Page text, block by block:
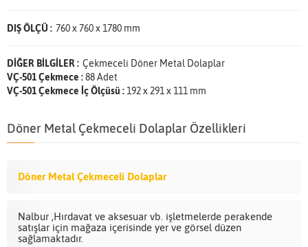
DIŞ ÖLÇÜ : 760 x 760 x 1780 mm
DİĞER BİLGİLER : Çekmeceli Döner Metal Dolaplar
VÇ-501 Çekmece :88 Adet
VÇ-501 Çekmece İç Ölçüsü :192 x 291 x 111 mm
Döner Metal Çekmeceli Dolaplar Özellikleri
Döner Metal Çekmeceli Dolaplar
Nalbur ,Hırdavat ve aksesuar vb. işletmelerde perakende
satışlar için mağaza içerisinde yer ve görsel düzen
sağlamaktadır.